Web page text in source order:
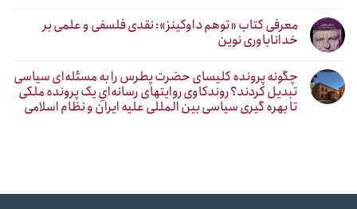
معرفی کتاب «توهم داوکینز»: نقدی فلسفی و علمی بر
خداناباوری نوین
چگونه پرونده کلیسای حضرت پطرس را به مسئله‌ای سیاسی
تبدیل کردند؟ روندکاوی روایتهای رسانه‌ایِ یک پرونده ملکی
تا بهره گیری سیاسی بین المللی علیه ایران و نظام اسلامی